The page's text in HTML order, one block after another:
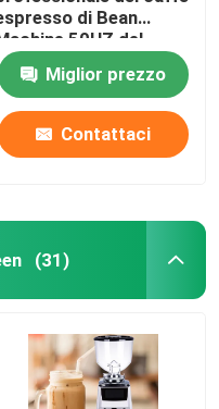
di Bean
50HZ del
caffè espresso
Miglior prezzo
Contattaci
(31)